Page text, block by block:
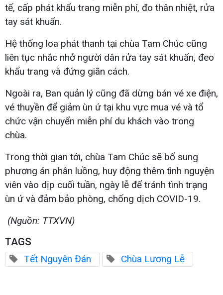
tế, cấp phát khẩu trang miễn phí, đo thân nhiệt, rửa
tay sát khuẩn.
Hệ thống loa phát thanh tại chùa Tam Chúc cũng
liên tục nhắc nhở người dân rửa tay sát khuẩn, đeo
khẩu trang và đứng giãn cách.
Ngoài ra, Ban quản lý cũng đã dừng bán vé xe điện,
vé thuyền để giảm ùn ứ tại khu vực mua vé và tổ
chức vận chuyển miễn phí du khách vào trong
chùa.
Trong thời gian tới, chùa Tam Chúc sẽ bổ sung
phương án phân luồng, huy động thêm tình nguyện
viên vào dịp cuối tuần, ngày lễ để tránh tình trạng
ùn ứ và đảm bảo phòng, chống dịch COVID-19.
(Nguồn: TTXVN)
TAGS
Tết Nguyên Đán Chùa Lương Lễ